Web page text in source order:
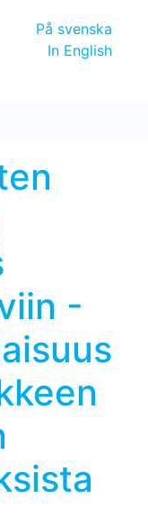
På svenska
In English
-